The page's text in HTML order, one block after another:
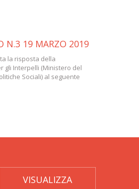
N.3 19 MARZO 2019
la risposta della
gli Interpelli (Ministero del
Sociali) al seguente
VISUALIZZA